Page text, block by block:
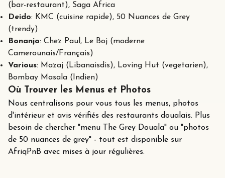
(bar-restaurant), Saga Africa
Deido: KMC (cuisine rapide), 50 Nuances de Grey
(trendy)
Bonanjo: Chez Paul, Le Boj (moderne
Camerounais/Français)
Various: Mazaj (Libanaisdis), Loving Hut (vegetarien),
Bombay Masala (Indien)
Où Trouver les Menus et Photos
Nous centralisons pour vous tous les menus, photos
d'intérieur et avis vérifiés des restaurants doualais. Plus
besoin de chercher "menu The Grey Douala" ou "photos
de 50 nuances de grey" - tout est disponible sur
AfriqPnB avec mises à jour régulières.